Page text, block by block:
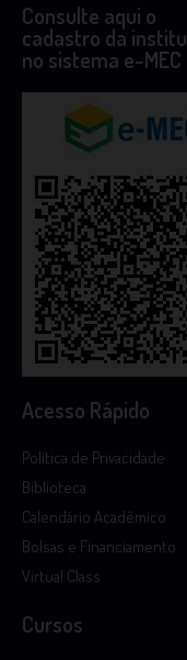
Consulte aqui o
cadastro da
no sistema e-MEC
Acesso Rápido
Política de Privacidade
Biblioteca
Calendário Acadêmico
Bolsas e Financiamento
Virtual Class
Cursos